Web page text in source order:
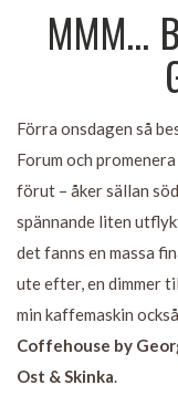
MMM…
Förra onsdagen så
Forum och
förut – åker sällan
spännande liten
det fanns en massa
ute efter, en dimmer
min kaffemaskin
Coffehouse by
Ost & Skinka